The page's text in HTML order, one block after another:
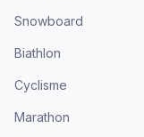
Snowboard
Biathlon
Cyclisme
Marathon